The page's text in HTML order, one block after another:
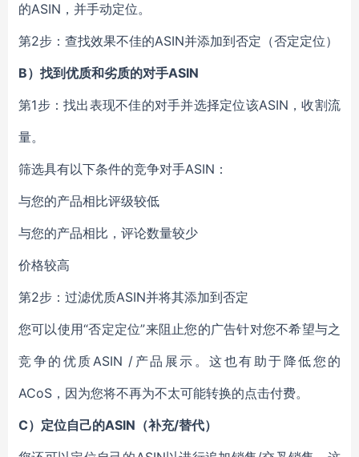
的ASIN，并手动定位。
第2步：查找效果不佳的ASIN并添加到否定（否定定位）
B）找到优质和劣质的对手ASIN
第1步：找出表现不佳的对手并选择定位该ASIN，收割流
量。
筛选具有以下条件的竞争对手ASIN：
与您的产品相比评级较低
与您的产品相比，评论数量较少
价格较高
第2步：过滤优质ASIN并将其添加到否定
您可以使用“否定定位”来阻止您的广告针对您不希望与之
竞争的优质ASIN /产品展示。这也有助于降低您的
ACoS，因为您将不再为不太可能转换的点击付费。
C）定位自己的ASIN（补充/替代）